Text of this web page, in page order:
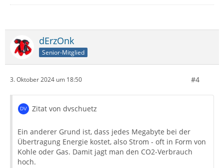
dErzOnk
Senior-Mitglied
3. Oktober 2024 um 18:50 #4
Zitat von dvschuetz
Ein anderer Grund ist, dass jedes Megabyte bei der
Übertragung Energie kostet, also Strom - oft in Form von
Kohle oder Gas. Damit jagt man den CO2-Verbrauch
hoch.